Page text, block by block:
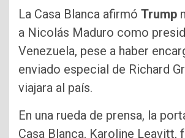
La Casa Blanca afirmó Trump
a Nicolás Maduro como
Venezuela, pese a haber
enviado especial de Richard
viajara al país.
En una rueda de prensa, la
Casa Blanca, Karoline Leavitt,